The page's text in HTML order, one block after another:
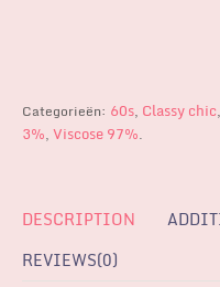
Categorieën: 60s, Classy chic,
3%, Viscose 97%.
DESCRIPTION
REVIEWS(0)